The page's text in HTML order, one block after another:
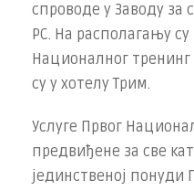
спроводе у Заводу за
РС. На располагању
Националног
су у хотелу Трим.
Услуге Првог
предвиђене за све
јединственој понуди